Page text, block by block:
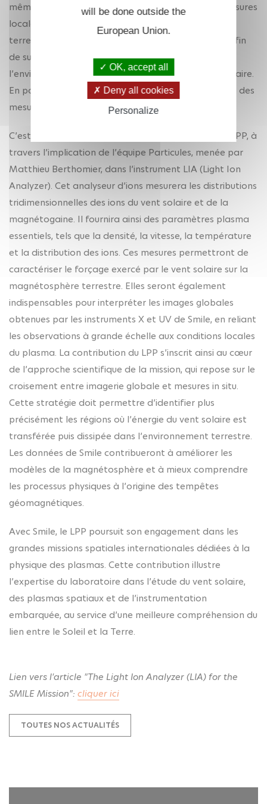
même mission, des observations globales et des mesures
locales. La mission observera la magnétosphère
terrestre en rayons X et les aurores en ultraviolet, afin
de suivre à grande échelle la réponse de
l’environnement terrestre aux variations du vent solaire.
En parallèle, des instruments embarqués réaliseront des
mesures in situ du plasma traversé par la sonde.
C’est dans ce cadre que s’inscrit la contribution du LPP, à
travers l’implication de l’équipe Particules, menée par
Matthieu Berthomier, dans l’instrument LIA (Light Ion
Analyzer). Cet analyseur d’ions mesurera les distributions
tridimensionnelles des ions du vent solaire et de la
magnétogaine. Il fournira ainsi des paramètres plasma
essentiels, tels que la densité, la vitesse, la température
et la distribution des ions. Ces mesures permettront de
caractériser le forçage exercé par le vent solaire sur la
magnétosphère terrestre. Elles seront également
indispensables pour interpréter les images globales
obtenues par les instruments X et UV de Smile, en reliant
les observations à grande échelle aux conditions locales
du plasma. La contribution du LPP s’inscrit ainsi au cœur
de l’approche scientifique de la mission, qui repose sur le
croisement entre imagerie globale et mesures in situ.
Cette stratégie doit permettre d’identifier plus
précisément les régions où l’énergie du vent solaire est
transférée puis dissipée dans l’environnement terrestre.
Les données de Smile contribueront à améliorer les
modèles de la magnétosphère et à mieux comprendre
les processus physiques à l’origine des tempêtes
géomagnétiques.
Avec Smile, le LPP poursuit son engagement dans les
grandes missions spatiales internationales dédiées à la
physique des plasmas. Cette contribution illustre
l’expertise du laboratoire dans l’étude du vent solaire,
des plasmas spatiaux et de l’instrumentation
embarquée, au service d’une meilleure compréhension du
lien entre le Soleil et la Terre.
Lien vers l'article "The Light Ion Analyzer (LIA) for the
SMILE Mission": cliquer ici
TOUTES NOS ACTUALITÉS
will be done outside the
European Union.
OK, accept all
Deny all cookies
Personalize